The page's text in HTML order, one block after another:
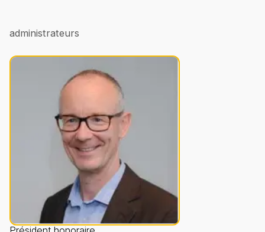
administrateurs